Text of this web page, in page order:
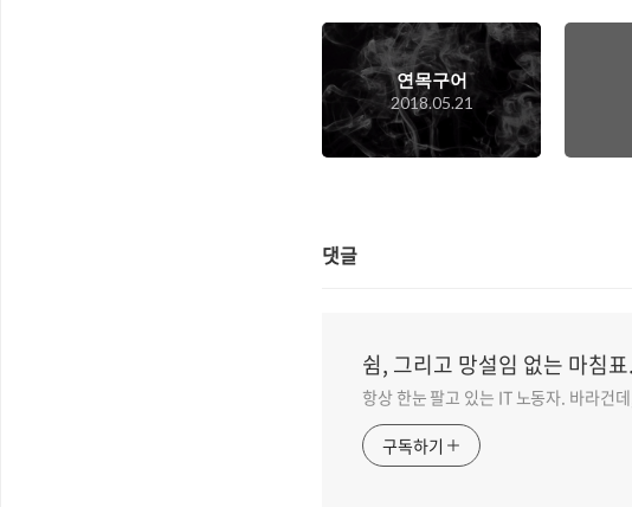
연목구어
2018.05.21
댓글
쉼, 그리고 망설임 없는 마침표.
항상 한눈 팔고 있는 IT 노동자. 바라건
구독하기